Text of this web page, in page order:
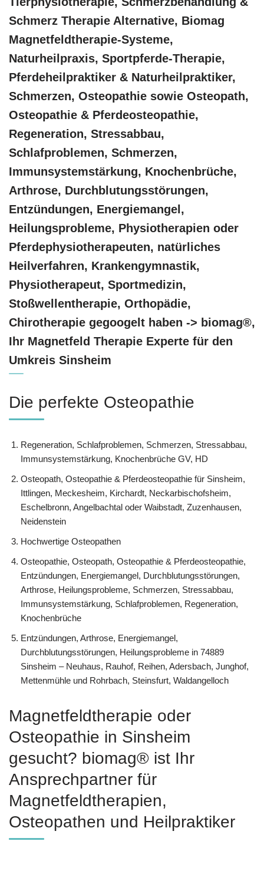
Schmerz Therapie Alternative, Biomag
Magnetfeldtherapie-Systeme,
Naturheilpraxis, Sportpferde-Therapie,
Pferdeheilpraktiker & Naturheilpraktiker,
Schmerzen, Osteopathie sowie Osteopath,
Osteopathie & Pferdeosteopathie,
Regeneration, Stressabbau,
Schlafproblemen, Schmerzen,
Immunsystemstärkung, Knochenbrüche,
Arthrose, Durchblutungsstörungen,
Entzündungen, Energiemangel,
Heilungsprobleme, Physiotherapien oder
Pferdephysiotherapeuten, natürliches
Heilverfahren, Krankengymnastik,
Physiotherapeut, Sportmedizin,
Stoßwellentherapie, Orthopädie,
Chirotherapie gegoogelt haben -> biomag®,
Ihr Magnetfeld Therapie Experte für den
Umkreis Sinsheim
Die perfekte Osteopathie
Regeneration, Schlafproblemen, Schmerzen, Stressabbau,
Immunsystemstärkung, Knochenbrüche GV, HD
Osteopath, Osteopathie & Pferdeosteopathie für Sinsheim,
Ittlingen, Meckesheim, Kirchardt, Neckarbischofsheim,
Eschelbronn, Angelbachtal oder Waibstadt, Zuzenhausen,
Neidenstein
Hochwertige Osteopathen
Osteopathie, Osteopath, Osteopathie & Pferdeosteopathie,
Entzündungen, Energiemangel, Durchblutungsstörungen,
Arthrose, Heilungsprobleme, Schmerzen, Stressabbau,
Immunsystemstärkung, Schlafproblemen, Regeneration,
Knochenbrüche
Entzündungen, Arthrose, Energiemangel,
Durchblutungsstörungen, Heilungsprobleme in 74889
Sinsheim – Neuhaus, Rauhof, Reihen, Adersbach, Junghof,
Mettenmühle und Rohrbach, Steinsfurt, Waldangelloch
Magnetfeldtherapie oder
Osteopathie in Sinsheim
gesucht? biomag® ist Ihr
Ansprechpartner für
Magnetfeldtherapien,
Osteopathen und Heilpraktiker